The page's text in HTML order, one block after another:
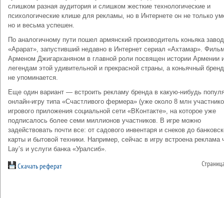
слишком разная аудитория и слишком жесткие технологические и
психологические клише для рекламы, но в Интернете он не только
но и весьма успешен.
По аналогичному пути пошел армянский производитель коньяка завод
«Арарат», запустивший недавно в Интернет сериал «Ахтамар».
Арменом Джигарханяном в главной роли посвящен истории Армении
легендам этой удивительной и прекрасной страны, а коньячный
не упоминается.
Еще один вариант — встроить рекламу бренда в какую-нибудь
онлайн-игру типа «Счастливого фермера» (уже около 8 млн
игрового приложения социальной сети «ВКонтакте», на которое уже
подписалось более семи миллионов участников. В игре можно
задействовать почти все: от садового инвентаря и снеков до
карты и бытовой техники. Например, сейчас в игру встроена реклама
Lay’s и услуги банка «Уралсиб».
Скачать реферат